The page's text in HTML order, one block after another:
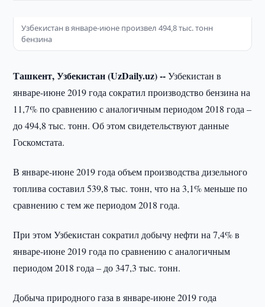
Узбекистан в январе-июне произвел 494,8 тыс. тонн
бензина
Ташкент, Узбекистан (UzDaily.uz) --Узбекистан в
январе-июне 2019 года сократил производство бензина на
11,7% по сравнению с аналогичным периодом 2018 года –
до 494,8 тыс. тонн. Об этом свидетельствуют данные
Госкомстата.
В январе-июне 2019 года объем производства дизельного
топлива составил 539,8 тыс. тонн, что на 3,1% меньше по
сравнению с тем же периодом 2018 года.
При этом Узбекистан сократил добычу нефти на 7,4% в
январе-июне 2019 года по сравнению с аналогичным
периодом 2018 года – до 347,3 тыс. тонн.
Добыча природного газа в январе-июне 2019 года